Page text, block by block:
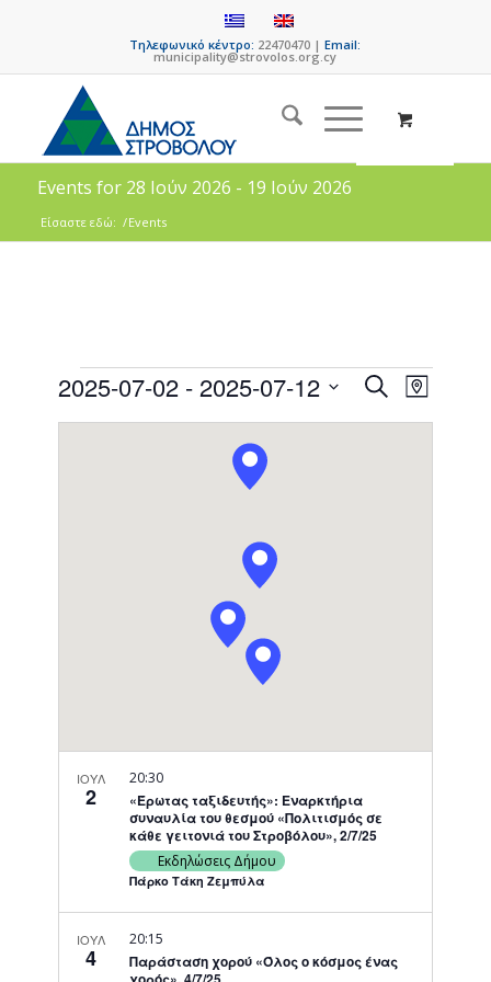
Τηλεφωνικό κέντρο: 22470470 |Email:
municipality@strovolos.org.cy
Events for 28 Ιούν 2026 - 19 Ιούν 2026
Είσαστε εδώ: /Events
Events
Search
SearchEvent
Views
Map
2025-07-02 - 2025-07-12
ΙΟΥΛ
2
«Έρωτας ταξιδευτής»: Εναρκτήρια
συναυλία του θεσμού «Πολιτισμός σε
κάθε γειτονιά του Στροβόλου», 2/7/25
20:30
Εκδηλώσεις Δήμου
Πάρκο Τάκη Ζεμπύλα
ΙΟΥΛ
4
Παράσταση χορού «Όλος ο κόσμος ένας
20:15